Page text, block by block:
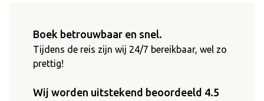
Boek betrouwbaar en snel.
Tijdens de reis zijn wij 24/7 bereikbaar, wel zo
prettig!
Wij worden uitstekend beoordeeld 4.5